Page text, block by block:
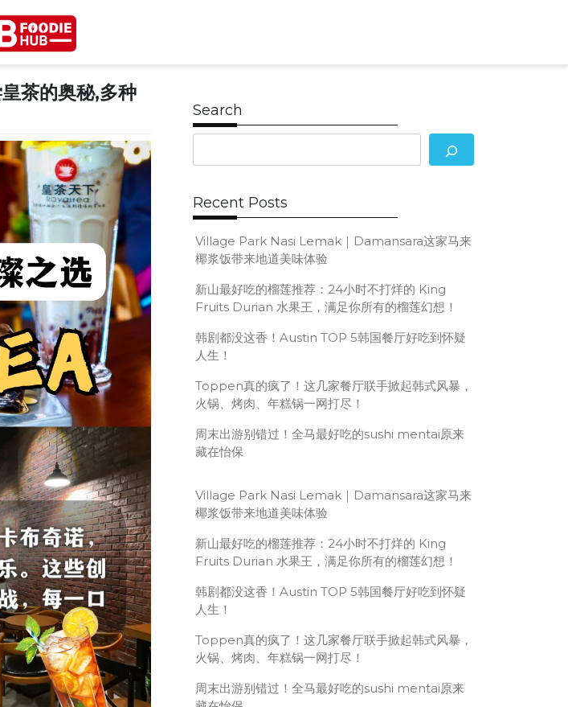
Hub
茶的奥秘,多种
Search
Recent Posts
Village Park Nasi Lemak｜Damansara这家马来
椰浆饭带来地道美味体验
新山最好吃的榴莲推荐：24小时不打烊的 King
Fruits Durian 水果王，满足你所有的榴莲幻想！
韩剧都没这香！Austin TOP 5韩国餐厅好吃到怀疑
人生！
Toppen真的疯了！这几家餐厅联手掀起韩式风暴，
火锅、烤肉、年糕锅一网打尽！
周末出游别错过！全马最好吃的sushi mentai原来
藏在怡保
Village Park Nasi Lemak｜Damansara这家马来
椰浆饭带来地道美味体验
新山最好吃的榴莲推荐：24小时不打烊的 King
Fruits Durian 水果王，满足你所有的榴莲幻想！
韩剧都没这香！Austin TOP 5韩国餐厅好吃到怀疑
人生！
Toppen真的疯了！这几家餐厅联手掀起韩式风暴，
火锅、烤肉、年糕锅一网打尽！
周末出游别错过！全马最好吃的sushi mentai原来